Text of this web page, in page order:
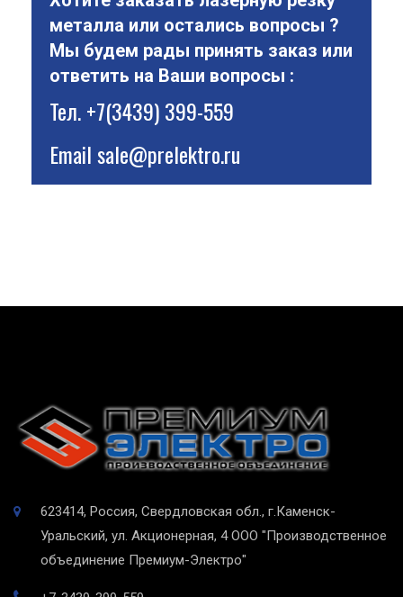
металла или остались вопросы ?
Мы будем рады принять заказ или
ответить на Ваши вопросы :
Тел.+7(3439) 399-559
Emailsale@prelektro.ru
623414, Россия, Свердловская обл., г.Каменск-
Уральский, ул. Акционерная, 4 ООО "Производственное
объединение Премиум-Электро"